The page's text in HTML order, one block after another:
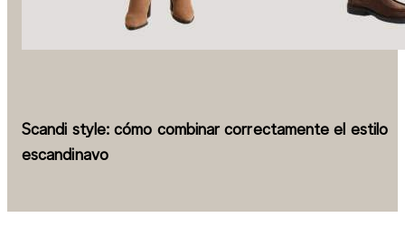
Scandi style: cómo combinar correctamente el estilo
escandinavo